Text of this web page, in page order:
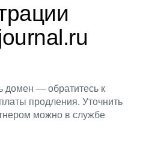
домен — обратитесь к
продления. Уточнить
можно в службе